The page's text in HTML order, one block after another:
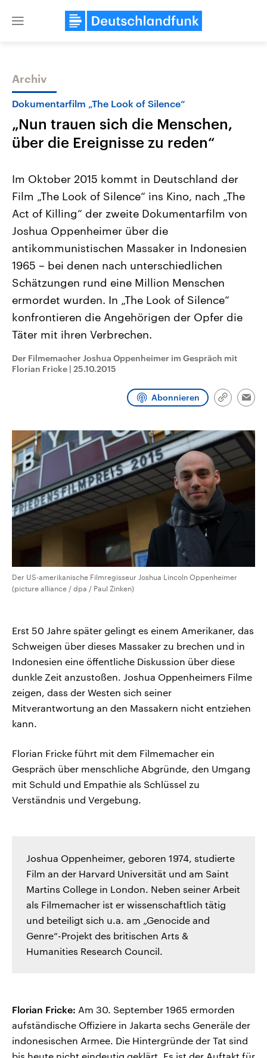
Close
Themen
Landtagswahl Sachsen-Anhalt
2026
Alle Informationen
Sachsen-Anhalt wählt am 6.
September 2026 einen neuen
Landtag. Seit 2021 wird das
Bundesland von einer Koalition aus
Umfragen, Prognosen,
Wahlprogramme, aktuelle Berichte
und Hintergründe zu den Parteien
und Kandidaten der anstehenden
Wahl.
Aktuelle Beiträge,
Hintergründe
Wirtschaftlich und
gehören die Vereinigten
den mächtigsten Ländern
mit großem Einfluss auf
Sendungen Programm Podcasts
Audio-Archiv
Archiv
Dokumentarfilm „The Look of Silence“
„Nun trauen sich die Menschen,
über die Ereignisse zu reden“
Im Oktober 2015 kommt in Deutschland der
Film „The Look of Silence“ ins Kino, nach „The
Act of Killing“ der zweite Dokumentarfilm von
Joshua Oppenheimer über die
antikommunistischen Massaker in Indonesien
1965 – bei denen nach unterschiedlichen
Schätzungen rund eine Million Menschen
ermordet wurden. In „The Look of Silence“
konfrontieren die Angehörigen der Opfer die
Täter mit ihren Verbrechen.
Der Filmemacher Joshua Oppenheimer im Gespräch mit
Florian Fricke | 25.10.2015
Abonnieren
Link
Der US-amerikanische Filmregisseur Joshua Lincoln Oppenheimer
(picture alliance / dpa / Paul Zinken)
Erst 50 Jahre später gelingt es einem Amerikaner, das
Schweigen über dieses Massaker zu brechen und in
Indonesien eine öffentliche Diskussion über diese
dunkle Zeit anzustoßen. Joshua Oppenheimers Filme
zeigen, dass der Westen sich seiner
Mitverantwortung an den Massakern nicht entziehen
kann.
Florian Fricke führt mit dem Filmemacher ein
Gespräch über menschliche Abgründe, den Umgang
mit Schuld und Empathie als Schlüssel zu
Verständnis und Vergebung.
Joshua Oppenheimer, geboren 1974, studierte
Film an der Harvard Universität und am Saint
Martins College in London. Neben seiner Arbeit
als Filmemacher ist er wissenschaftlich tätig
und beteiligt sich u.a. am „Genocide and
Genre“-Projekt des britischen Arts &
Humanities Research Council.
Florian Fricke: Am 30. September 1965 ermorden
aufständische Offiziere in Jakarta sechs Generäle der
indonesischen Armee. Die Hintergründe der Tat sind